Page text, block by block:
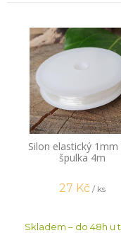
Silon elastický 1mm
špulka 4m
27 Kč / ks
Skladem – do 48h u